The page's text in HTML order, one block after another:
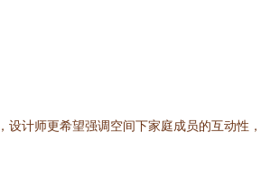
计师更希望强调空间下家庭成员的互动性，